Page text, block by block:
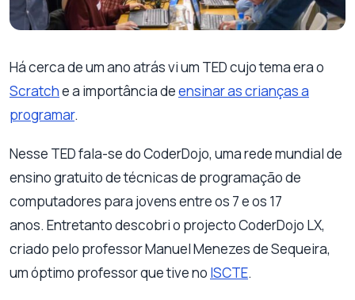
Há cerca de um ano atrás vi um TED cujo tema era o
Scratche a importância deensinar as crianças a
programar.
Nesse TED fala-se do CoderDojo, uma rede mundial de
ensino gratuito de técnicas de programação de
computadores para jovens entre os 7 e os 17
anos. Entretanto descobri o projecto CoderDojo LX,
criado pelo professor Manuel Menezes de Sequeira,
um óptimo professor que tive no ISCTE.